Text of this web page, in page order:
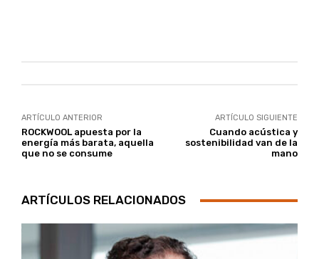
ARTÍCULO ANTERIOR
ROCKWOOL apuesta por la
energía más barata, aquella
que no se consume
ARTÍCULO SIGUIENTE
Cuando acústica y
sostenibilidad van de la
mano
ARTÍCULOS RELACIONADOS